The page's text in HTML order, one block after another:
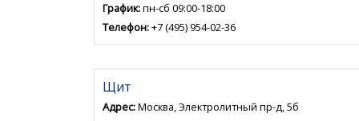
График:пн-сб 09:00-18:00
Телефон:+7 (495) 954-02-36
Щит
Адрес:Москва, Электролитный пр-д, 5б